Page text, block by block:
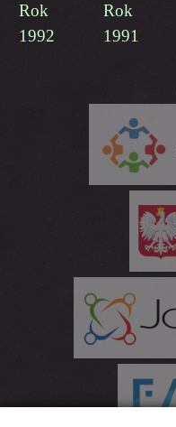
Rok
1992
Rok
1991